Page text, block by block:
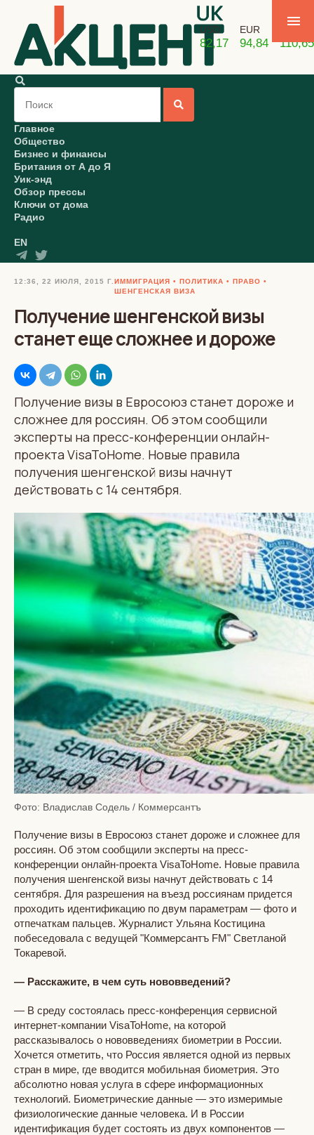
USD
82,17
EUR
94,84 110,65
Главное
Общество
Бизнес и финансы
Британия от А до Я
Уик-энд
Обзор прессы
Ключи от дома
Радио
EN
12:36, 22 ИЮЛЯ, 2015 Г. ИММИГРАЦИЯ ПОЛИТИКА
ПРАВО
ШЕНГЕНСКАЯ ВИЗА
Получение шенгенской визы
станет еще сложнее и дороже
Получение визы в Евросоюз станет дороже и
сложнее для россиян. Об этом сообщили
эксперты на пресс-конференции онлайн-
проекта VisaToHome. Новые правила
получения шенгенской визы начнут
действовать с 14 сентября.
Фото: Владислав Содель / Коммерсантъ
Получение визы в Евросоюз станет дороже и сложнее для
россиян. Об этом сообщили эксперты на пресс-
конференции онлайн-проекта VisaToHome. Новые правила
получения шенгенской визы начнут действовать с 14
сентября. Для разрешения на въезд россиянам придется
проходить идентификацию по двум параметрам — фото и
отпечаткам пальцев. Журналист Ульяна Костицина
побеседовала с ведущей "Коммерсантъ FM" Светланой
Токаревой.
— Расскажите, в чем суть нововведений?
— В среду состоялась пресс-конференция сервисной
интернет-компании VisaToHome, на которой
рассказывалось о нововведениях биометрии в России.
Хочется отметить, что Россия является одной из первых
стран в мире, где вводится мобильная биометрия. Это
абсолютно новая услуга в сфере информационных
технологий. Биометрические данные — это измеримые
физиологические данные человека. И в России
идентификация будет состоять из двух компонентов —